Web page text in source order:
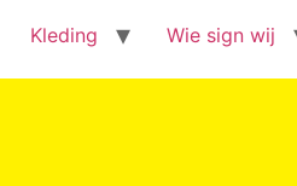
Kleding
Wie sign wij